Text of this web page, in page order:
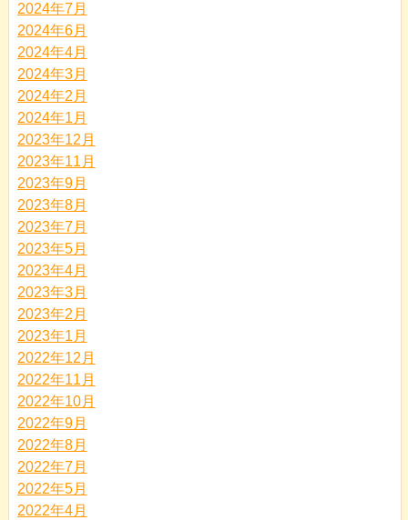
2024年7月
2024年6月
2024年4月
2024年3月
2024年2月
2024年1月
2023年12月
2023年11月
2023年9月
2023年8月
2023年7月
2023年5月
2023年4月
2023年3月
2023年2月
2023年1月
2022年12月
2022年11月
2022年10月
2022年9月
2022年8月
2022年7月
2022年5月
2022年4月